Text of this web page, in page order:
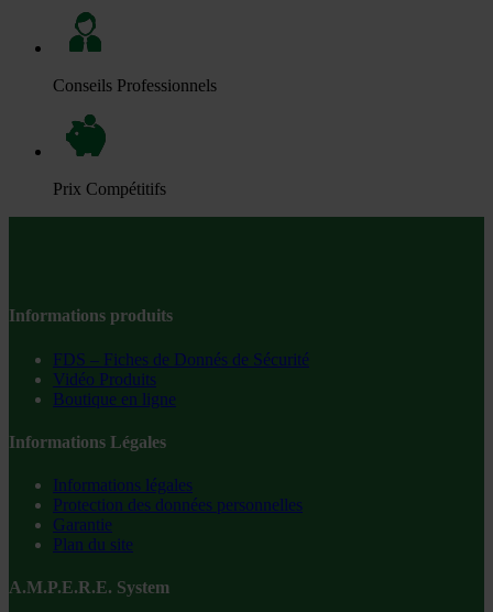
Conseils Professionnels
Prix Compétitifs
Informations produits
FDS – Fiches de Donnés de Sécurité
Vidéo Produits
Boutique en ligne
Informations Légales
Informations légales
Protection des données personnelles
Garantie
Plan du site
A.M.P.E.R.E. System